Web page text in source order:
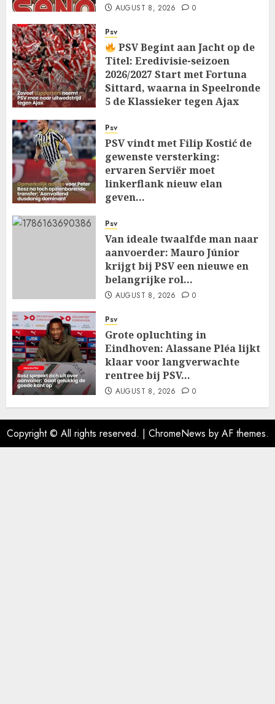
AUGUST 8, 2026 0
Psv
PSV Begint aan Jacht op de
Titel: Eredivisie-seizoen
2026/2027 Start met Fortuna
Sittard, waarna in Speelronde
5 de Klassieker tegen Ajax
AUGUST 8, 2026
Psv
PSV vindt met Filip Kostić de
gewenste versterking:
ervaren Serviër moet
linkerflank nieuw elan
geven…
Psv
Van ideale twaalfde man naar
aanvoerder: Mauro Júnior
krijgt bij PSV een nieuwe en
belangrijke rol…
AUGUST 8, 2026 0
Psv
Grote opluchting in
Eindhoven: Alassane Pléa lijkt
klaar voor langverwachte
rentree bij PSV…
AUGUST 8, 2026 0
Copyright © All rights reserved. | ChromeNews by AF themes.